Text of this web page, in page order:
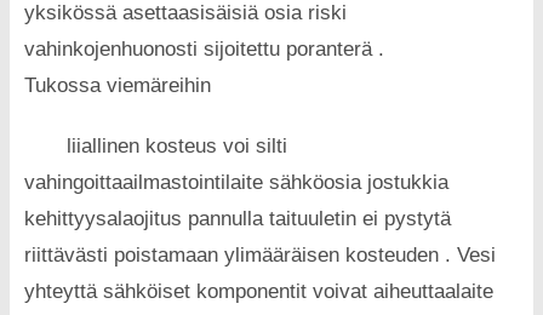
yksikössä asettaasisäisiä osia riski
vahinkojenhuonosti sijoitettu poranterä .
Tukossa viemäreihin
liiallinen kosteus voi silti
vahingoittaailmastointilaite sähköosia jostukkia
kehittyysalaojitus pannulla taituuletin ei pystytä
riittävästi poistamaan ylimääräisen kosteuden . Vesi
yhteyttä sähköiset komponentit voivat aiheuttaalaite